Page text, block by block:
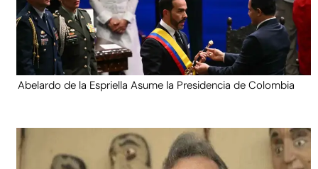
Abelardo de la Espriella Asume la Presidencia de Colombia